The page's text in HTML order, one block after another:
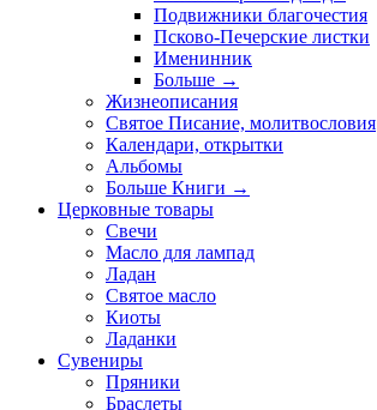
Подвижники благочестия
Псково-Печерские листки
Именинник
Больше →
Жизнеописания
Святое Писание, молитвословия
Календари, открытки
Альбомы
Больше Книги →
Церковные товары
Свечи
Масло для лампад
Ладан
Святое масло
Киоты
Ладанки
Сувениры
Пряники
Браслеты